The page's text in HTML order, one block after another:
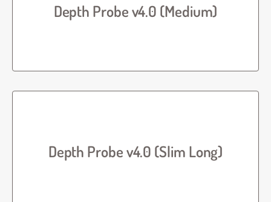
Depth Probe v4.0 (Medium)
Depth Probe v4.0 (Slim Long)